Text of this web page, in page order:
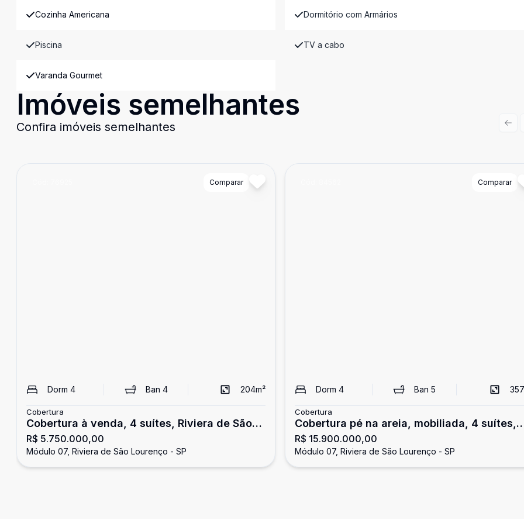
Cozinha Americana Dormitório com Armários
Piscina TV a cabo
Varanda Gourmet
Imóveis semelhantes
Confira imóveis semelhantes
Comparar
Dorm 4 Ban 4 204m²
Cobertura
Cobertura à venda, 4 suítes, Riviera de São
Lourenço
R$ 5.750.000,00
Módulo 07, Riviera de São Lourenço - SP
Comparar
Dorm 4 Ban 5 357
Cobertura
Cobertura pé na areia, mobiliada, 4 suítes,
Riviera de São Lourenço
R$ 15.900.000,00
Módulo 07, Riviera de São Lourenço - SP